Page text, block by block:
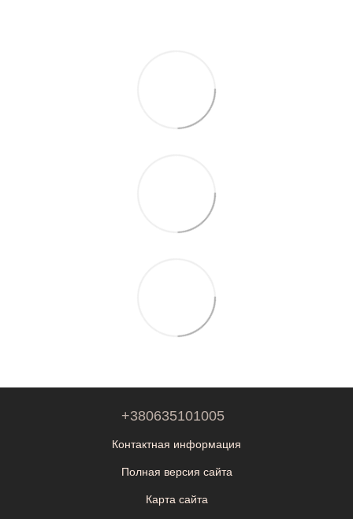
+380635101005
Контактная информация
Полная версия сайта
Карта сайта